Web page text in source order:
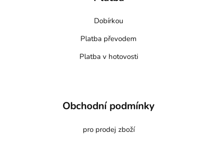
Dobírkou
Platba převodem
Platba v hotovosti
Obchodní podmínky
pro prodej zboží